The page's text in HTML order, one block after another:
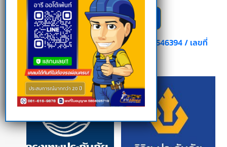
โทร. 081-616-9878, 089-3991624, 091-5546394 / เลขที่
ใบอนุญาต 5804025719
ข้อมูลเพิ่มเติม คลิ้กเลย!!